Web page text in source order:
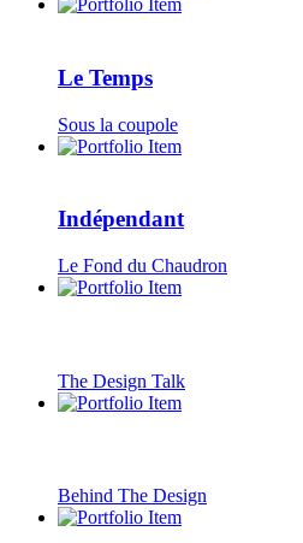
Le Temps
Sous la coupole
Indépendant
Le Fond du Chaudron
The Design Talk
Behind The Design